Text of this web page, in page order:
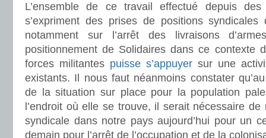
L’ensemble de ce travail effectué depuis
s’expriment des prises de positions
notamment sur l’arrêt des livraisons
positionnement de Solidaires dans ce contexte
forces militantes puisse s’appuyer sur une
existants. Il nous faut néanmoins constater
de la situation sur place pour la population
l’endroit où elle se trouve, il serait nécessaire de
syndicale dans notre pays aujourd’hui pour un
demain pour l’arrêt de l’occupation et de la